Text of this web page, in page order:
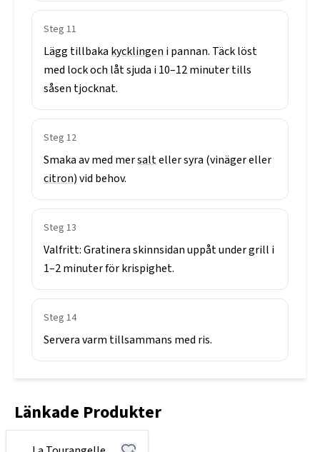
Steg 11
Lägg tillbaka kycklingen ipannan. Täcklöst
med lockoch låtsjuda i10–12minutertills
såsen tjocknat.
Steg 12
Smakaavmed mersaltellersyra (vinägereller
citron)vid behov.
Steg 13
Valfritt:Gratineraskinnsidanuppåtundergrill i
1–2minuterförkrispighet.
Steg 14
Serveravarm tillsammans med ris.
Länkade Produkter